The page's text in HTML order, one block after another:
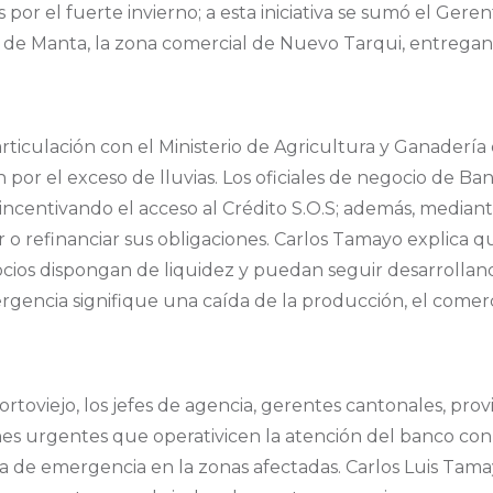
el fuerte invierno; a esta iniciativa se sumó el
Manta, la zona comercial de Nuevo Tarqui,
con el Ministerio de Agricultura y Ganadería
el exceso de lluvias. Los oficiales de negocio de
el acceso al Crédito S.O.S; además,
refinanciar sus obligaciones. Carlos Tamayo explica
dispongan de liquidez y puedan seguir
signifique una caída de la producción, el
los jefes de agencia, gerentes cantonales,
urgentes que operativicen la atención del banco
emergencia en la zonas afectadas. Carlos Luis